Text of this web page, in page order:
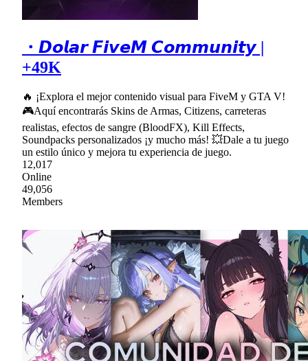
・𝘿𝙤𝙡𝙖𝙧 𝙁𝙞𝙫𝙚𝙈 𝘾𝙤𝙢𝙢𝙪𝙣𝙞𝙩𝙮 |
+49K
🔥 ¡Explora el mejor contenido visual para FiveM y GTA V!
🎮Aquí encontrarás Skins de Armas, Citizens, carreteras
realistas, efectos de sangre (BloodFX), Kill Effects,
Soundpacks personalizados ¡y mucho más! 💥Dale a tu juego
un estilo único y mejora tu experiencia de juego.
12,017
Online
49,056
Members